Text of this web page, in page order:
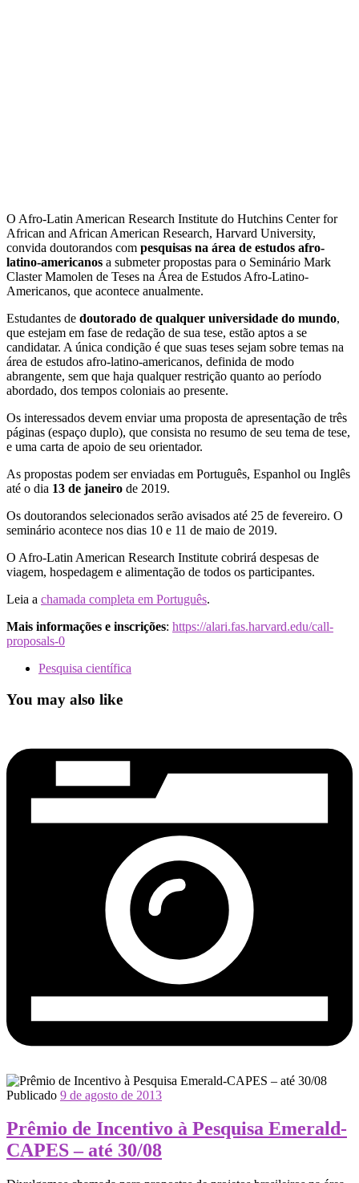
O Afro-Latin American Research Institute do Hutchins Center for
African and African American Research, Harvard University,
convida doutorandos com pesquisas na área de estudos afro-
latino-americanos a submeter propostas para o Seminário Mark
Claster Mamolen de Teses na Área de Estudos Afro-Latino-
Americanos, que acontece anualmente.
Estudantes de doutorado de qualquer universidade do mundo,
que estejam em fase de redação de sua tese, estão aptos a se
candidatar. A única condição é que suas teses sejam sobre temas na
área de estudos afro-latino-americanos, definida de modo
abrangente, sem que haja qualquer restrição quanto ao período
abordado, dos tempos coloniais ao presente.
Os interessados devem enviar uma proposta de apresentação de três
páginas (espaço duplo), que consista no resumo de seu tema de tese,
e uma carta de apoio de seu orientador.
As propostas podem ser enviadas em Português, Espanhol ou Inglês
até o dia 13 de janeiro de 2019.
Os doutorandos selecionados serão avisados até 25 de fevereiro. O
seminário acontece nos dias 10 e 11 de maio de 2019.
O Afro-Latin American Research Institute cobrirá despesas de
viagem, hospedagem e alimentação de todos os participantes.
Leia a chamada completa em Português.
Mais informações e inscrições: https://alari.fas.harvard.edu/call-
proposals-0
Pesquisa científica
You may also like
Publicado 9 de agosto de 2013
Prêmio de Incentivo à Pesquisa Emerald-
CAPES – até 30/08